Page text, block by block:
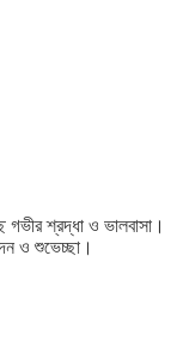
গভীর শ্রদ্ধা ও ভালবাসা।
ও শুভেচ্ছা।